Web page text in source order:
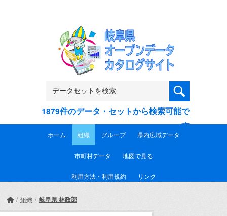
1879件のデータ・セットから検索可能で
す
ホーム 組織 グループ 県内広域データ
市町村データ 地図で見る
利用方法・利用規約 リンク
組織 岐阜県 林政部